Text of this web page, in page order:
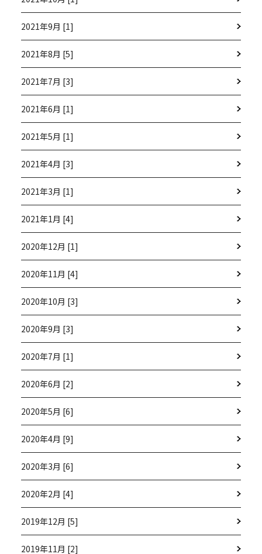
2021年9月 [1]
2021年8月 [5]
2021年7月 [3]
2021年6月 [1]
2021年5月 [1]
2021年4月 [3]
2021年3月 [1]
2021年1月 [4]
2020年12月 [1]
2020年11月 [4]
2020年10月 [3]
2020年9月 [3]
2020年7月 [1]
2020年6月 [2]
2020年5月 [6]
2020年4月 [9]
2020年3月 [6]
2020年2月 [4]
2019年12月 [5]
2019年11月 [2]